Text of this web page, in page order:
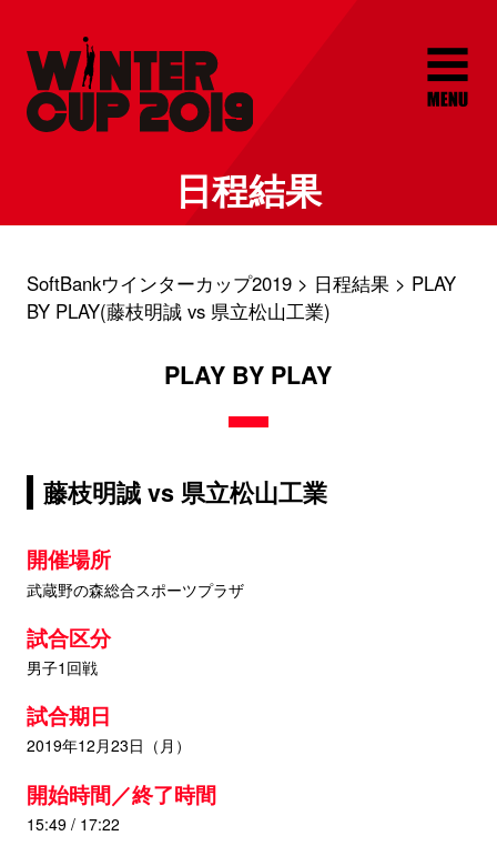
日程結果
SoftBankウインターカップ2019 日程結果
PLAY
BY PLAY(藤枝明誠 vs 県立松山工業)
PLAY BY PLAY
藤枝明誠 vs 県立松山工業
開催場所
武蔵野の森総合スポーツプラザ
試合区分
男子1回戦
試合期日
2019年12月23日（月）
開始時間／終了時間
15:49 / 17:22